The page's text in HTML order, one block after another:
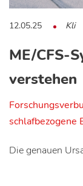
12.05.25 Kli
ME/CFS-
verstehen
schlafbezogene
Die genauen